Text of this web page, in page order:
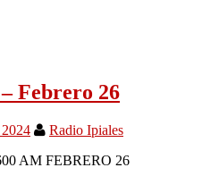
Febrero 26
Radio Ipiales
AM FEBRERO 26